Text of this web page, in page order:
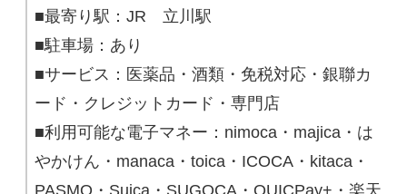
■最寄り駅：JR 立川駅
■駐車場：あり
■サービス：医薬品・酒類・免税対応・銀聯カ
ード・クレジットカード・専門店
■利用可能な電子マネー：nimoca・majica・は
やかけん・manaca・toica・ICOCA・kitaca・